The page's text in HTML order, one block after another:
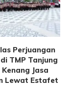
Perjuangan
TMP Tanjung
Jasa
Lewat Estafet